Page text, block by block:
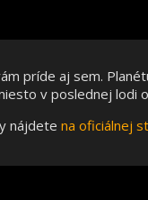
príde aj sem.
v poslednej lodi
nájdete na oficiálnej